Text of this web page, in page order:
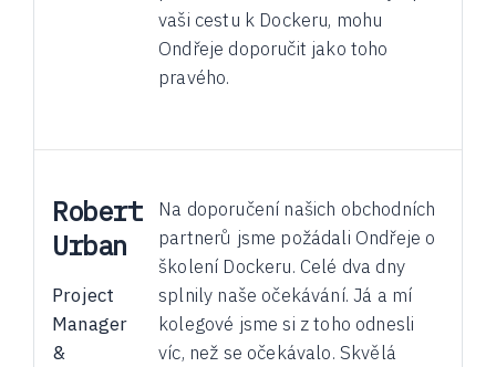
vaši cestu k Dockeru, mohu
Ondřeje doporučit jako toho
pravého.
Robert
Urban
Project
Manager
&
Na doporučení našich obchodních
partnerů jsme požádali Ondřeje o
školení Dockeru. Celé dva dny
splnily naše očekávání. Já a mí
kolegové jsme si z toho odnesli
víc, než se očekávalo. Skvělá